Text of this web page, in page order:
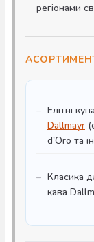
регіонами
АСОРТИМЕНТ
Елітні
Dallmayr
d'Oro та
Класика
кава